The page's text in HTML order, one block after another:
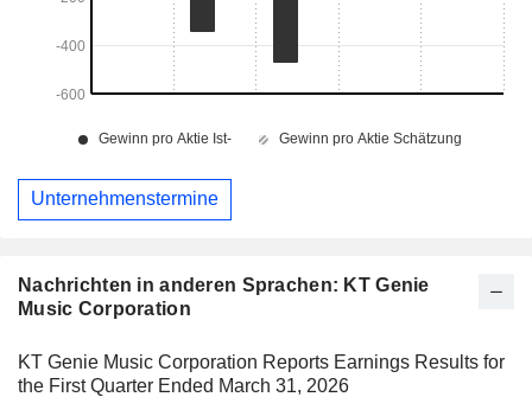
Nachrichten in anderen Sprachen: KT Genie
Music Corporation
KT Genie Music Corporation Reports Earnings Results for
the First Quarter Ended March 31, 2026
Unternehmenstermine